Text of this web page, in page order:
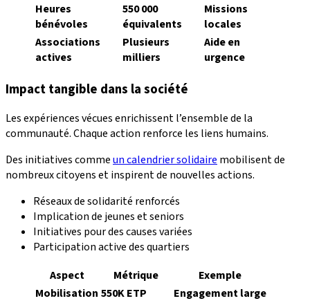
Heures
bénévoles
550 000
équivalents
Missions
locales
Associations
actives
Plusieurs
milliers
Aide en
urgence
Impact tangible dans la société
Les expériences vécues enrichissent l’ensemble de la
communauté. Chaque action renforce les liens humains.
Des initiatives commeun calendrier solidaire mobilisent de
nombreux citoyens et inspirent de nouvelles actions.
Réseaux de solidarité renforcés
Implication de jeunes et seniors
Initiatives pour des causes variées
Participation active des quartiers
Aspect
Métrique
Exemple
Mobilisation 550K ETP
Engagement large